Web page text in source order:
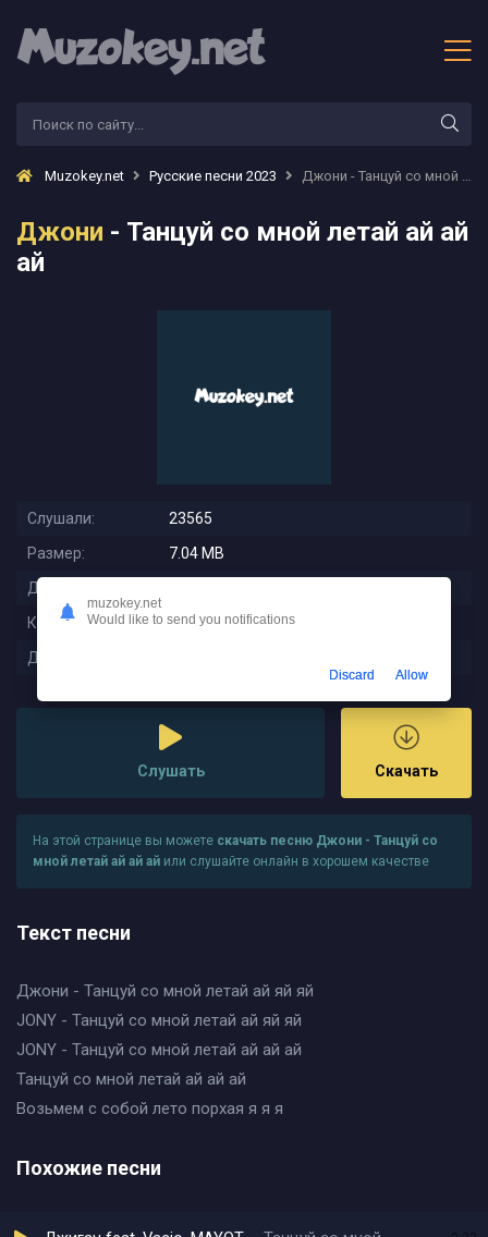
Muzokey.net Русские песни 2023 Джони - Танцуй со мной летай ай ай ай
Джони - Танцуй со мной летай ай ай
ай
Слушали:
23565
Размер:
7.04 MB
Длительность:
Качество:
320 kbps
Дата релиза:
Слушать Скачать
На этой странице вы можете скачать песню Джони - Танцуй со
мной летай ай ай ай или слушайте онлайн в хорошем качестве
Текст песни
Джони - Танцуй со мной летай ай яй яй
JONY - Танцуй со мной летай ай яй яй
JONY - Танцуй со мной летай ай ай ай
Танцуй со мной летай ай ай ай
Возьмем с собой лето порхая я я я
Похожие песни
muzokey.net
Would like to send you notifications
Discard Allow